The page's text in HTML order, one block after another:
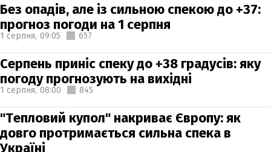
Без опадів, але із сильною спекою до +37:
прогноз погоди на 1 серпня
1 серпня, 09:05 657
Серпень приніс спеку до +38 градусів: яку
погоду прогнозують на вихідні
1 серпня, 08:00 845
"Тепловий купол" накриває Європу: як
довго протримається сильна спека в
Україні